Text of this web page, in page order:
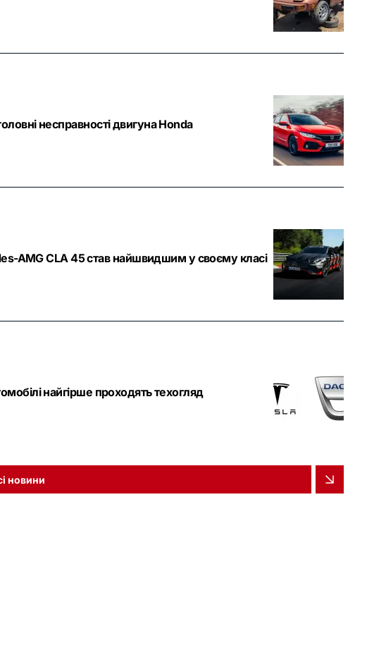
несправності двигуна Honda
AMG CLA 45 став найшвидшим у своєму класі
найгірше проходять техогляд
новини